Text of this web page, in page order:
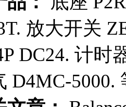
放大开关
DC24. 计时
D4MC-5000.